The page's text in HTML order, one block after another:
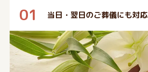
01 当日・翌日のご葬儀にも対応